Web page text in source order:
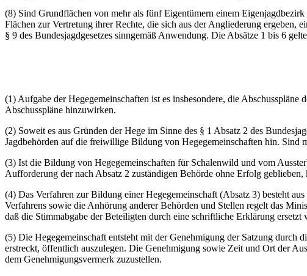
(8) Sind Grundflächen von mehr als fünf Eigentümern einem
Flächen zur Vertretung ihrer Rechte, die sich aus der Angliederung ergeben,
§ 9 des Bundesjagdgesetzes sinngemäß Anwendung. Die Absätze 1 bis 6
(1) Aufgabe der Hegegemeinschaften ist es insbesondere, die
Abschusspläne hinzuwirken.
(2) Soweit es aus Gründen der Hege im Sinne des § 1 Absatz 2 des
Jagdbehörden auf die freiwillige Bildung von Hegegemeinschaften hin. Sind
(3) Ist die Bildung von Hegegemeinschaften für Schalenwild und vom
Aufforderung der nach Absatz 2 zuständigen Behörde ohne Erfolg
(4) Das Verfahren zur Bildung einer Hegegemeinschaft (Absatz 3) besteht
Verfahrens sowie die Anhörung anderer Behörden und Stellen regelt das
daß die Stimmabgabe der Beteiligten durch eine schriftliche Erklärung ersetzt
(5) Die Hegegemeinschaft entsteht mit der Genehmigung der Satzung durch
erstreckt, öffentlich auszulegen. Die Genehmigung sowie Zeit und Ort der
dem Genehmigungsvermerk zuzustellen.